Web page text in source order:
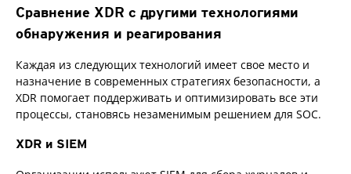
Сравнение XDR с другими технологиями
обнаружения и реагирования
Каждая из следующих технологий имеет свое место и
назначение в современных стратегиях безопасности, а
XDR помогает поддерживать и оптимизировать все эти
процессы, становясь незаменимым решением для SOC.
XDR и SIEM